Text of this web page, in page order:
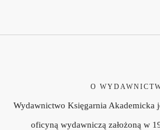
O
Wydawnictwo Księgarnia Akademicka
oficyną wydawniczą założoną w